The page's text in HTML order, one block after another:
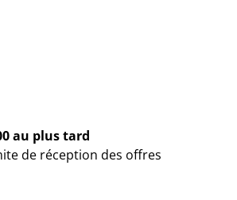
au plus tard
de réception des offres